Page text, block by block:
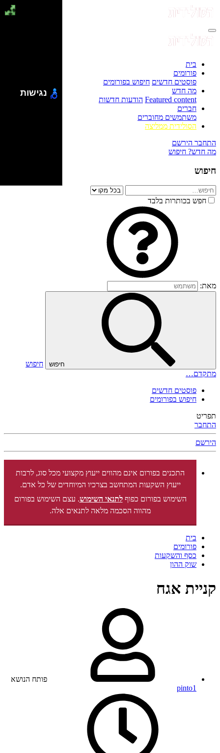
בית
פורומים
פוסטים חדשים חיפוש בפורומים
מה חדש
Featured content הודעות חדשות
חברים
משתמשים מחוברים
הסולידית ממליצה
התחבר הירשם
מה חדש? חיפוש
חיפוש
חפש בכותרות בלבד
מאת:
חיפוש
חיפוש
מתקדם…
פוסטים חדשים
חיפוש בפורומים
תפריט
התחבר
הירשם
התכנים בפורום אינם מהווים ייעוץ מקצועי מכל סוג, לרבות
ייעוץ השקעות המתחשב בצרכיו המיוחדים של כל אדם.
השימוש בפורום כפוףלתנאי השימוש. עצם השימוש בפורום
מהווה הסכמה מלאה לתנאים אלה.
בית
פורומים
כסף והשקעות
שוק ההון
קניית אגח
פותח הנושא
pinto1
נגישות